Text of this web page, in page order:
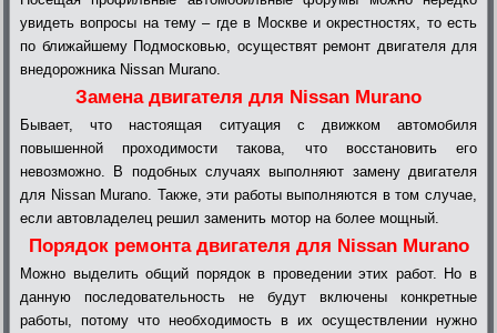
увидеть вопросы на тему – где в Москве и окрестностях, то есть
по ближайшему Подмосковью, осуществят ремонт двигателя для
внедорожника Nissan Murano.
Замена двигателя для Nissan Murano
Бывает, что настоящая ситуация с движком автомобиля
повышенной проходимости такова, что восстановить его
невозможно. В подобных случаях выполняют замену двигателя
для Nissan Murano. Также, эти работы выполняются в том случае,
если автовладелец решил заменить мотор на более мощный.
Порядок ремонта двигателя для Nissan Murano
Можно выделить общий порядок в проведении этих работ. Но в
данную последовательность не будут включены конкретные
работы, потому что необходимость в их осуществлении нужно